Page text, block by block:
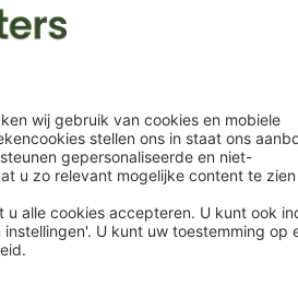
Kies voor expresverzending bij
van het opgemaakte bestand